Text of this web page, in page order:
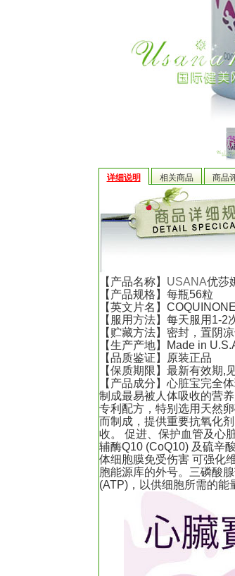
详细说明 相关商品 商品
【 产品名称】 USANA优莎
【 产品规格 】每瓶56粒
【英文片名 】
【 服用方法】每天服用1-2
【 贮藏方法】密封，置阴
【生产产地】Made in
【品质鉴证 】原装正品
【保质期限 】最新有效期,
【 产品成分 】心脏宝完全
制成最易被人体吸收的营
专利配方，特别选用天然
而制成，提供重要抗氧化
收。 促进、保护血管及心
辅酶Q10 (CoQ10) 及硫辛
体细胞膜免受伤害 可强化
胞能源库的外号。三磷酸
(ATP)，以供细胞所需的能